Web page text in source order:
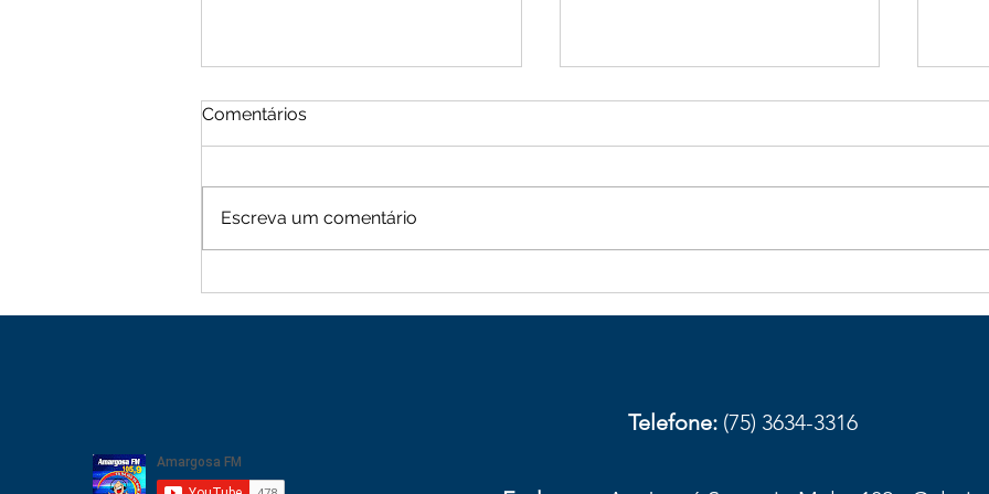
Comentários
Escreva um comentário
Telefone: (75) 3634-3316